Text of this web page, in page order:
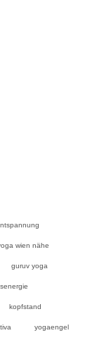
wien nähe
guruv yoga
kopfstand
yogaengel